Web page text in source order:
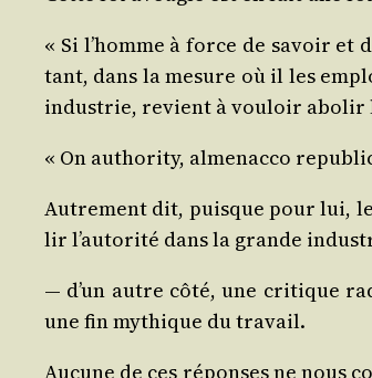
« Si l’homme à force de savoir
tant, dans la mesure où il les
indus­trie, revient à vou­loir abo­lir
« On autho­ri­ty, alme­nac­co
Autre­ment dit, puisque pour lui,
lir l’au­to­ri­té dans la grande
— d’un autre côté, une cri­tique
une fin mythique du travail.
Aucune de ces réponses ne nous